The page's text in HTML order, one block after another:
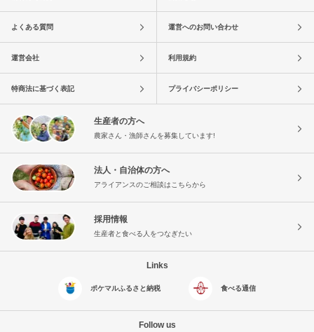
よくある質問 運営へのお問い合わせ
運営会社 利用規約
特商法に基づく表記 プライバシーポリシー
生産者の方へ
農家さん・漁師さんを募集しています!
法人・自治体の方へ
アライアンスのご相談はこちらから
採用情報
生産者と食べる人をつなぎたい
Links
ポケマルふるさと納税 食べる通信
Follow us